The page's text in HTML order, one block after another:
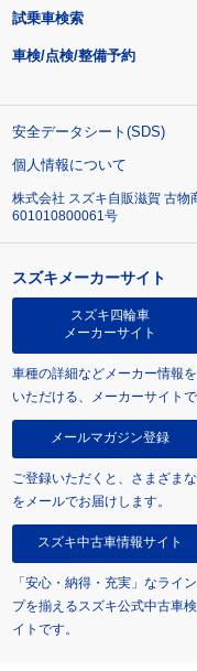
試乗車検索
車検/点検/整備予約
安全データシート(SDS)
個人情報について
株式会社 スズキ自販滋賀 古物
601010800061号
スズキメーカーサイト
スズキ四輪車
メーカーサイト
車種の詳細などメーカー情報
いただける、メーカーサイトで
メールマガジン登録
ご登録いただくと、さまざま
をメールでお届けします。
スズキ中古車情報サイト
「安心・納得・充実」なライ
プを揃えるスズキ公式中古車
イトです。